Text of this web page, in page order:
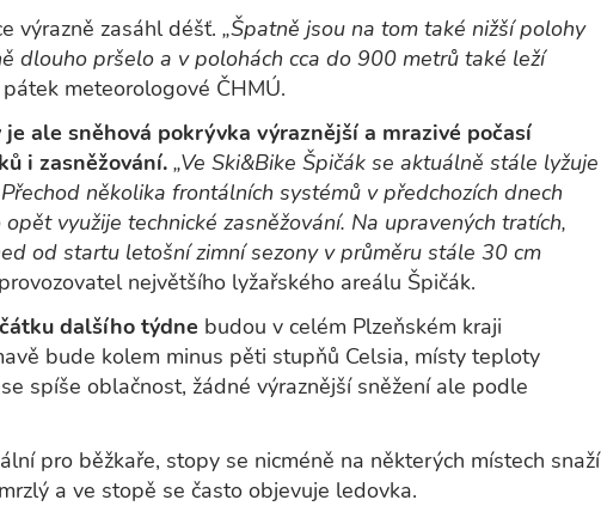
výrazně zasáhl déšť. „Špatně jsou na tom také nižší polohy
dlouho pršelo a v polohách cca do 900 metrů také leží
meteorologové ČHMÚ.
ale sněhová pokrývka výraznější a mrazivé počasí
i zasněžování. „Ve Ski&Bike Špičák se aktuálně stále lyžuje
několika frontálních systémů v předchozích dnech
využije technické zasněžování. Na upravených tratích,
od startu letošní zimní sezony v průměru stále 30 cm
největšího lyžařského areálu Špičák.
dalšího týdne budou v celém Plzeňském kraji
bude kolem minus pěti stupňů Celsia, místy teploty
spíše oblačnost, žádné výraznější sněžení ale podle
pro běžkaře, stopy se nicméně na některých místech snaží
a ve stopě se často objevuje ledovka.